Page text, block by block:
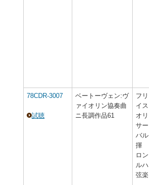
78CDR-3007
試聴
ベートーヴェン:ヴ
ァイオリン協奏曲
ニ長調作品61
フ
イ
オ
サ
バ
揮
ロ
ル
弦